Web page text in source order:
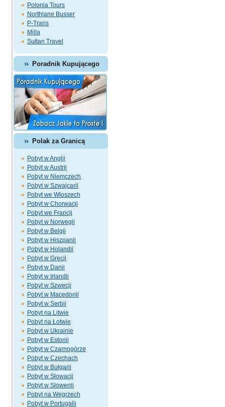
Polonia Tours
Northlane Busser
P-Trans
Milla
Sułtan Travel
Poradnik Kupującego
Polak za Granicą
Pobyt w Anglii
Pobyt w Austrii
Pobyt w Niemczech
Pobyt w Szwajcarii
Pobyt we Włoszech
Pobyt w Chorwacji
Pobyt we Francji
Pobyt w Norwegii
Pobyt w Belgii
Pobyt w Hiszpanii
Pobyt w Holandii
Pobyt w Grecji
Pobyt w Danii
Pobyt w Irlandii
Pobyt w Szwecji
Pobyt w Macedonii
Pobyt w Serbii
Pobyt na Litwie
Pobyt na Łotwie
Pobyt w Ukrainie
Pobyt w Estonii
Pobyt w Czarnogórze
Pobyt w Czechach
Pobyt w Bułgarii
Pobyt w Słowacji
Pobyt w Słowenii
Pobyt na Węgrzech
Pobyt w Portugalii